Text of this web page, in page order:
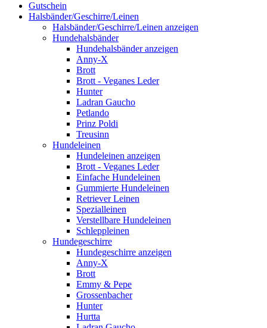
Gutschein
Halsbänder/Geschirre/Leinen
Halsbänder/Geschirre/Leinen anzeigen
Hundehalsbänder
Hundehalsbänder anzeigen
Anny-X
Brott
Brott - Veganes Leder
Hunter
Ladran Gaucho
Petlando
Prinz Poldi
Treusinn
Hundeleinen
Hundeleinen anzeigen
Brott - Veganes Leder
Einfache Hundeleinen
Gummierte Hundeleinen
Retriever Leinen
Spezialleinen
Verstellbare Hundeleinen
Schleppleinen
Hundegeschirre
Hundegeschirre anzeigen
Anny-X
Brott
Emmy & Pepe
Grossenbacher
Hunter
Hurtta